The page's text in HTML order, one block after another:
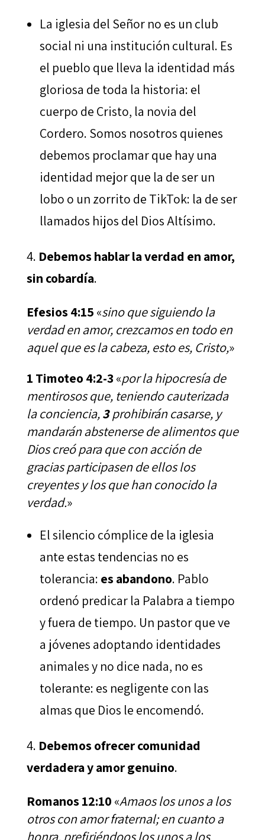
La iglesia del Señor no es un club
social ni una institución cultural. Es
el pueblo que lleva la identidad más
gloriosa de toda la historia: el
cuerpo de Cristo, la novia del
Cordero. Somos nosotros quienes
debemos proclamar que hay una
identidad mejor que la de ser un
lobo o un zorrito de TikTok: la de ser
llamados hijos del Dios Altísimo.
Debemos hablar la verdad en amor,
sin cobardía.
Efesios 4:15 «sino que siguiendo la
verdad en amor, crezcamos en todo en
aquel que es la cabeza, esto es, Cristo,»
1 Timoteo 4:2-3 «por la hipocresía de
mentirosos que, teniendo cauterizada
la conciencia,3prohibirán casarse, y
mandarán abstenerse de alimentos que
Dios creó para que con acción de
gracias participasen de ellos los
creyentes y los que han conocido la
verdad.»
El silencio cómplice de la iglesia
ante estas tendencias no es
tolerancia: es abandono. Pablo
ordenó predicar la Palabra a tiempo
y fuera de tiempo. Un pastor que ve
a jóvenes adoptando identidades
animales y no dice nada, no es
tolerante: es negligente con las
almas que Dios le encomendó.
Debemos ofrecer comunidad
verdadera y amor genuino.
Romanos 12:10 «Amaos los unos a los
otros con amor fraternal; en cuanto a
honra, prefiriéndoos los unos a los